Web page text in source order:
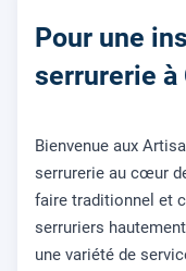
Pour une
serrurerie à
Bienvenue aux
serrurerie au cœur
faire traditionnel et
serruriers
une variété de